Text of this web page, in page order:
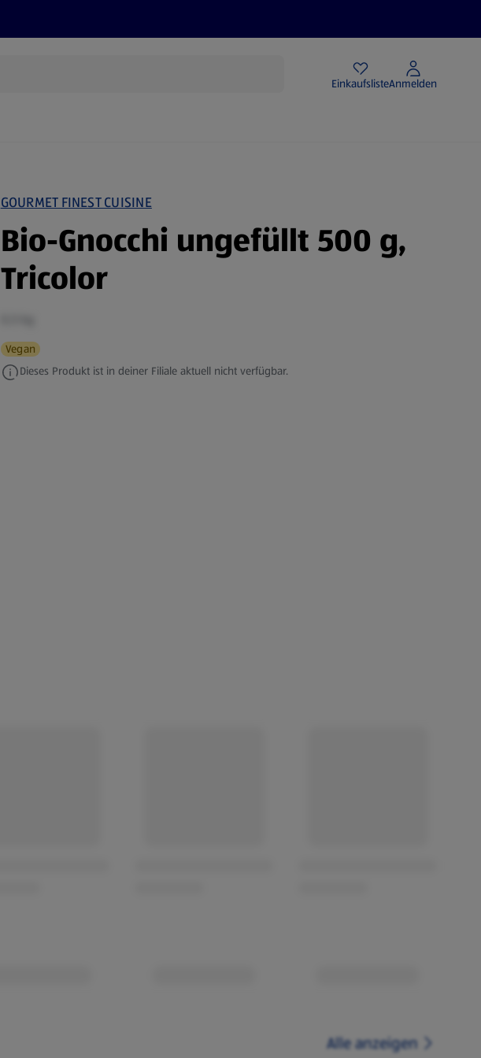
EinkaufslisteAnmelden
GOURMET FINEST CUISINE
Bio-Gnocchi ungefüllt 500 g,
Tricolor
Vegan
Dieses Produkt ist in deiner Filiale aktuell nicht verfügbar.
Alle anzeigen